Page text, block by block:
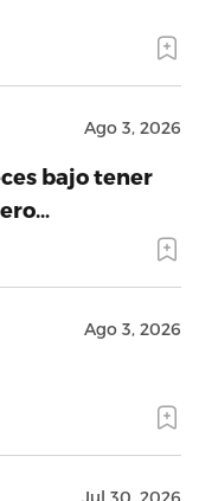
Ago 3, 2026
bajo tener
Ago 3, 2026
Jul 30, 2026